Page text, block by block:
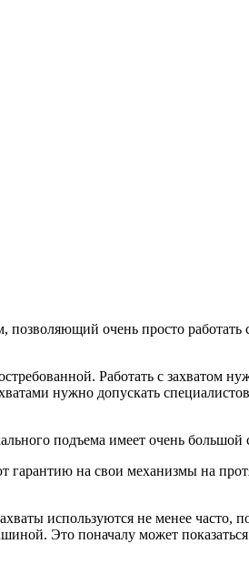
позволяющий очень просто работать
Работать с захватом
нужно допускать
подъема имеет очень большой
гарантию на свои механизмы на
используются не менее часто,
Это поначалу может